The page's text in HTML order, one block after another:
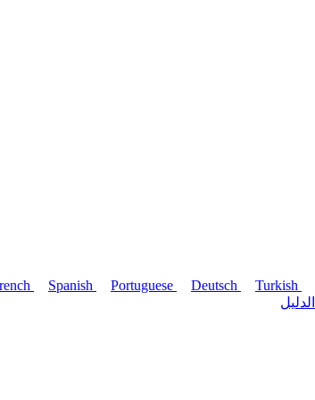
Spanish Portuguese Deutsch Turkish
الدليل